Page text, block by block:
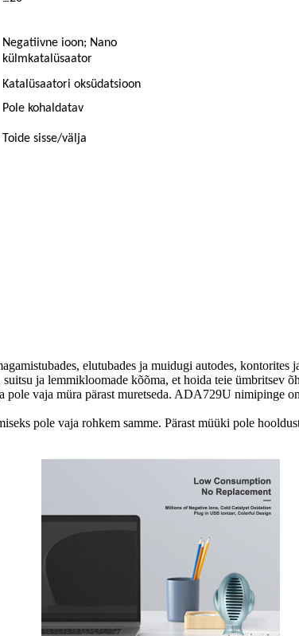
Negatiivne ioon; Nano
külmkatalüsaator
Katalüsaatori oksüdatsioon
Pole kohaldatav
Toide sisse/välja
elutubades ja muidugi autodes, kontorites
ja lemmikloomade kõõma, et hoida teie ümbritsev
vaja müra pärast muretseda. ADA729U nimipinge
pole vaja rohkem samme. Pärast müüki pole